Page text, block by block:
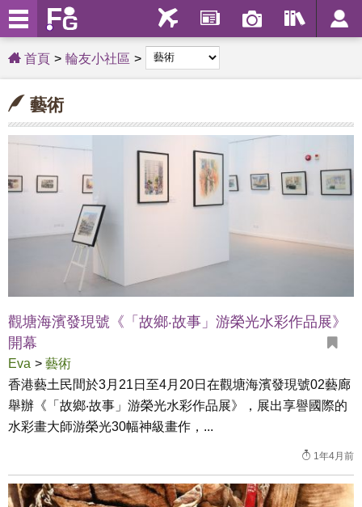
首頁 輪友小社區
藝術
觀塘海濱發現號《「故鄉‧故事」游榮光水彩作品展》
開幕
Eva > 藝術
香港藝土民間於3月21日至4月20日在觀塘海濱發現號02藝廊
舉辦《「故鄉‧故事」游榮光水彩作品展》，展出享譽國際的
水彩畫大師游榮光30幅神級畫作，...
1年4月前